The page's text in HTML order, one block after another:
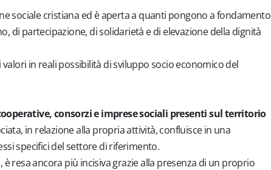
sociale cristiana ed è aperta a quanti pongono a fondamento
di partecipazione, di solidarietà e di elevazione della dignità
in reali possibilità di sviluppo socio economico del
consorzi e imprese sociali presenti sul territorio
in relazione alla propria attività, confluisce in una
specifici del settore di riferimento.
, è resa ancora più incisiva grazie alla presenza di un proprio